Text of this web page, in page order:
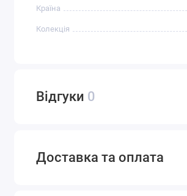
Країна
Колекція
Відгуки 0
Доставка та оплата